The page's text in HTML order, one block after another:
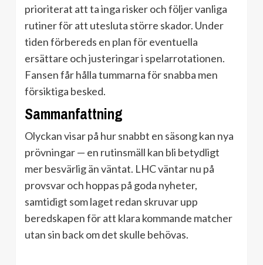
prioriterat att ta inga risker och följer vanliga
rutiner för att utesluta större skador. Under
tiden förbereds en plan för eventuella
ersättare och justeringar i spelarrotationen.
Fansen får hålla tummarna för snabba men
försiktiga besked.
Sammanfattning
Olyckan visar på hur snabbt en säsong kan nya
prövningar — en rutinsmäll kan bli betydligt
mer besvärlig än väntat. LHC väntar nu på
provsvar och hoppas på goda nyheter,
samtidigt som laget redan skruvar upp
beredskapen för att klara kommande matcher
utan sin back om det skulle behövas.